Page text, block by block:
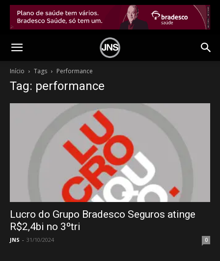
Início Tags Performance
Tag: performance
Lucro do Grupo Bradesco Seguros atinge
R$2,4bi no 3ºtri
JNS - 31/10/2024 0